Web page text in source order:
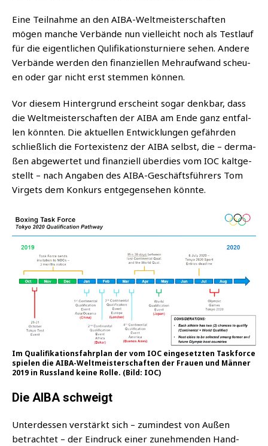
Eine Teil­nah­me an den AIBA-Welt­meis­ter­schaf­ten
mögen man­che Ver­bän­de nun viel­leicht noch als Test­lauf
für die eigent­li­chen Quli­fi­ka­ti­ons­tur­nie­re sehen. Ande­re
Ver­bän­de wer­den den finan­zi­el­len Mehr­auf­wand scheu­
en oder gar nicht erst stem­men können.
Vor die­sem Hin­ter­grund erscheint sogar denk­bar, dass
die Welt­meis­ter­schaf­ten der AIBA am Ende ganz ent­fal­
len könn­ten. Die aktu­el­len Ent­wick­lun­gen gefähr­den
schließ­lich die Fort­exis­tenz der AIBA selbst, die – der­ma­
ßen abge­wer­tet und finan­zi­ell über­dies vom IOC kalt­ge­
stellt – nach Anga­ben des AIBA-Geschäfts­füh­rers Tom
Vir­gets dem Kon­kurs ent­ge­gen­se­hen könnte.
Im Qua­li­fi­ka­ti­ons­fahr­plan der vom IOC ein­ge­setz­ten Taskforce
spie­len die AIBA-Welt­meis­ter­schaf­ten der Frau­en und Män­ner
2019 in Russ­land kei­ne Rol­le. (Bild: IOC)
Die AIBA schweigt
Unter­des­sen ver­stärkt sich – zumin­dest von Außen
betrach­tet – der Ein­druck einer zuneh­men­den Hand­